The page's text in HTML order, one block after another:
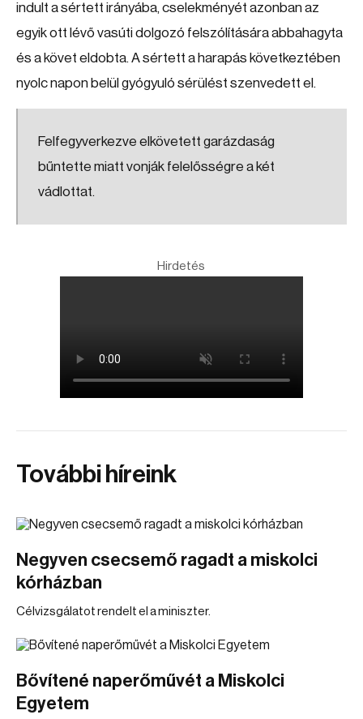
indult a sértett irányába, cselekményét azonban az
egyik ott lévő vasúti dolgozó felszólítására abbahagyta
és a követ eldobta. A sértett a harapás következtében
nyolc napon belül gyógyuló sérülést szenvedett el.
Felfegyverkezve elkövetett garázdaság
bűntette miatt vonják felelősségre a két
vádlottat.
Hirdetés
További híreink
Negyven csecsemő ragadt a miskolci
kórházban
Célvizsgálatot rendelt el a miniszter.
Bővítené naperőművét a Miskolci
Egyetem